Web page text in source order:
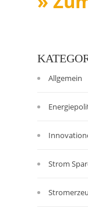
Allgemein
Strom